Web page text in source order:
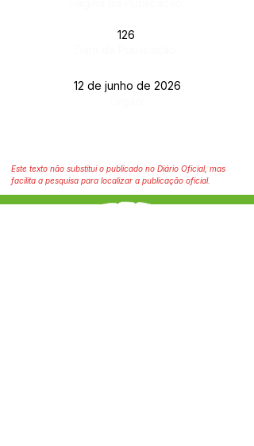
126
12 de junho de 2026
Este texto não substitui o publicado no Diário Oficial, mas
facilita a pesquisa para localizar a publicação oficial.